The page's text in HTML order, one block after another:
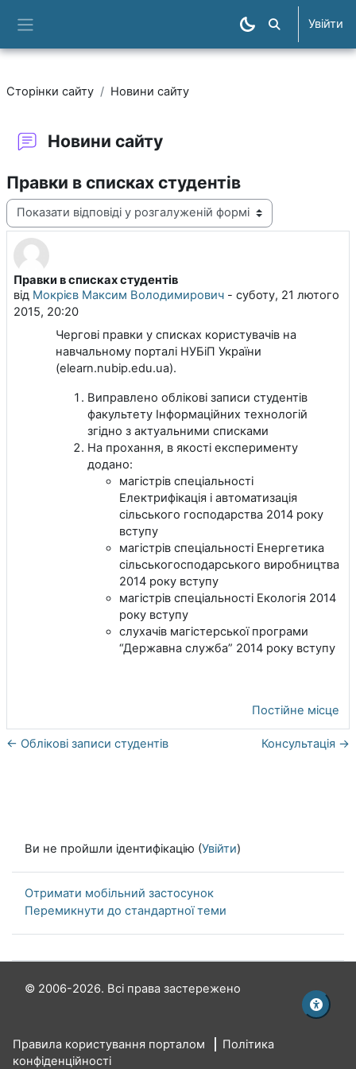
Пошук курсів
Увійти
Сторінки сайту Новини сайту
Новини сайту
Правки в списках студентів
Тип показу
Правки в списках студентів
від Мокрієв Максим Володимирович - суботу, 21 лютого
2015, 20:20
Кількість відповідей: 0
Чергові правки у списках користувачів на
навчальному порталі НУБіП України
(elearn.nubip.edu.ua).
Виправлено облікові записи студентів
факультету Інформаційних технологій
згідно з актуальними списками
На прохання, в якості експерименту
додано:
магістрів спеціальності
Електрифікація і автоматизація
сільського господарства 2014 року
вступу
магістрів спеціальності Енергетика
сільськогосподарського виробництва
2014 року вступу
магістрів спеціальності Екологія 2014
року вступу
слухачів магістерської програми
“Державна служба” 2014 року вступу
Постійне місце
← Облікові записи студентів Консультація →
Ви не пройшли ідентифікацію (Увійти)
Отримати мобільний застосунок
Перемикнути до стандартної теми
© 2006-2026. Всі права застережено
Правила користування порталом
Політика
конфіденційності